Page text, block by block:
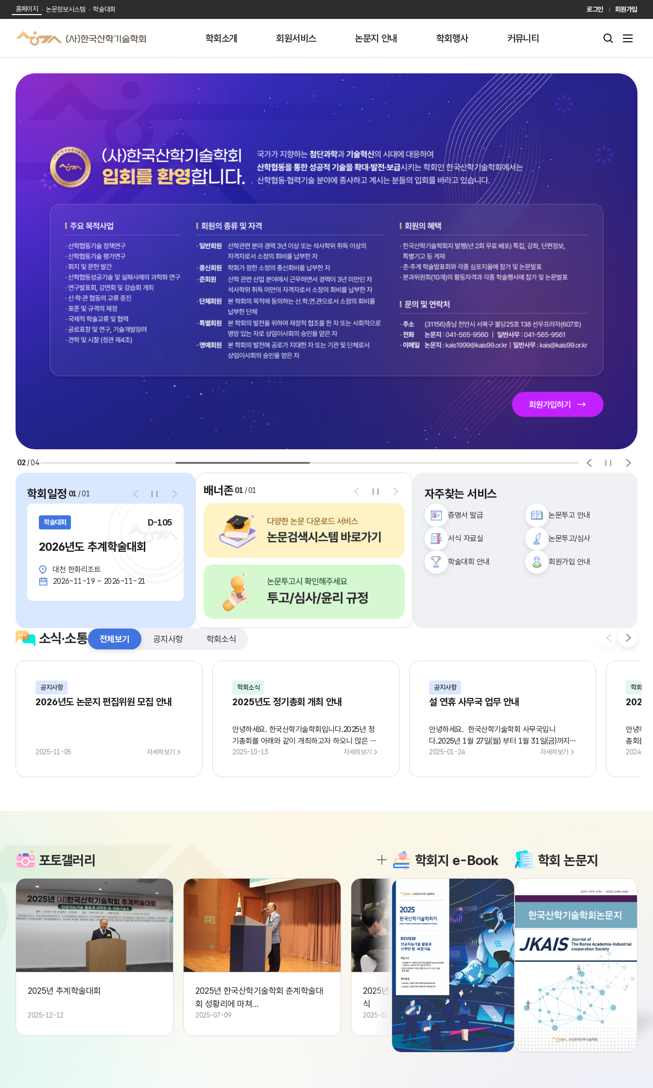
홈페이지 논문정보시스템 학술대회 로그인 회원가입
학회소개 회원서비스 논문지 안내 학회행사 커뮤니티
02/04
학회일정 01 /01
학술대회 D-105
2026년도 추계학술대회
대천 한화리조트
2026-11-19 ~ 2026-11-21
배너존 01 /01 자주찾는 서비스
증명서 발급 논문투고 안내
서식 자료실 논문투고/심사
학술대회 안내 회원가입 안내
소식·소통 전체보기
공지사항
2026년도 논문지 편집위원 모집 안내
2025-11-05 자세히보기
학회소식
2025년도 정기총회 개최 안내
안녕하세요. 한국산학기술학회입니다.2025년 정
기총회를 아래와 같이 개최하고자 하오니 많은 참
석 부탁드립니다.1. 일 시 : 2025년 11월 21일
연오랑홀3.안 건 : (1) 2025년 사업보고 및 결산
2025-10-13 자세히보기
공지사항
설 연휴 사무국 업무 안내
안녕하세요. 한국산학기술학회 사무국입니
다.2025년 1월 27일(월) 부터 1월 31일(금)까지
설 명절 연휴 및 임시휴무로 인해학회 사무국 업무
회원가입 관련 등의 문의 사항은 커뮤니티 - 질문
보내주시면학회 업무가 시작되는 2월 3일(월)부터
2025-01-24 자세히보기
학회소식
2024
안녕하
총회를
시 10분
2024-
공지사항 학회소식
포토갤러리
F69121AF83F049B8A8CAD66CC8B33C35.jpg
2025년 추계학술대회
2025-12-12
02A52CA35AD446F198D9C31401F9AECD.jfif
2025년 한국산학기술학회 춘계학술대
회 성황리에 마쳐...
2025-07-09
4AF4D36C09B44B909812DBF7FEA6E543.jfif
2025년 상반기 이사회 및 회장 이취임
식
2025-01-16
학회지 e-Book 학회 논문지